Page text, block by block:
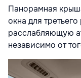
Панорамная
окна для
расслабляющую
независимо от